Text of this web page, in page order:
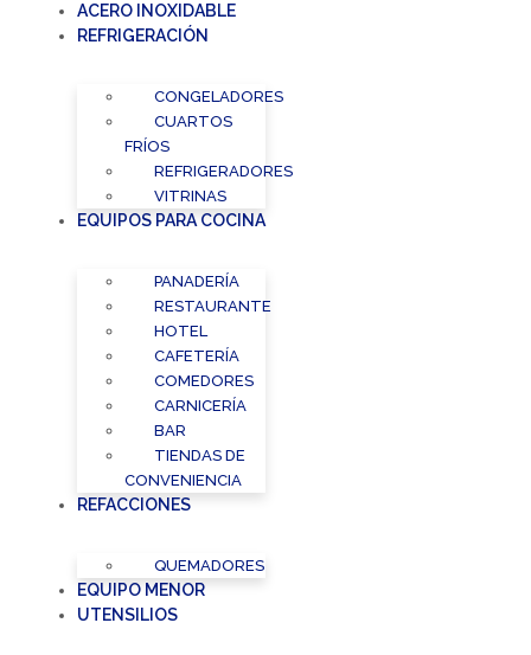
ACERO INOXIDABLE
REFRIGERACIÓN
CONGELADORES
CUARTOS
FRÍOS
REFRIGERADORES
VITRINAS
EQUIPOS PARA COCINA
PANADERÍA
RESTAURANTE
HOTEL
CAFETERÍA
COMEDORES
CARNICERÍA
BAR
TIENDAS DE
CONVENIENCIA
REFACCIONES
QUEMADORES
EQUIPO MENOR
UTENSILIOS